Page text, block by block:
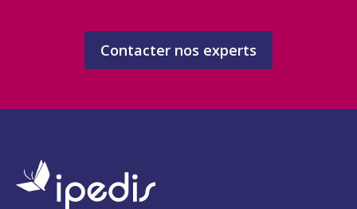
Contacter nos experts